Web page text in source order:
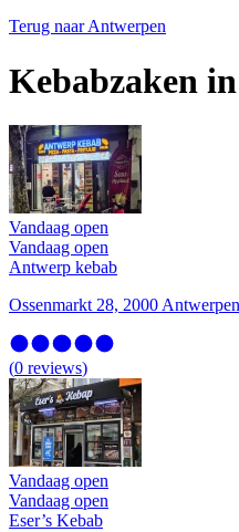
Terug naar Antwerpen
Kebabzaken
Vandaag open
Vandaag open
Antwerp kebab
Ossenmarkt 28, 2000 Antwerpen
(0 reviews)
Vandaag open
Vandaag open
Eser’s Kebab